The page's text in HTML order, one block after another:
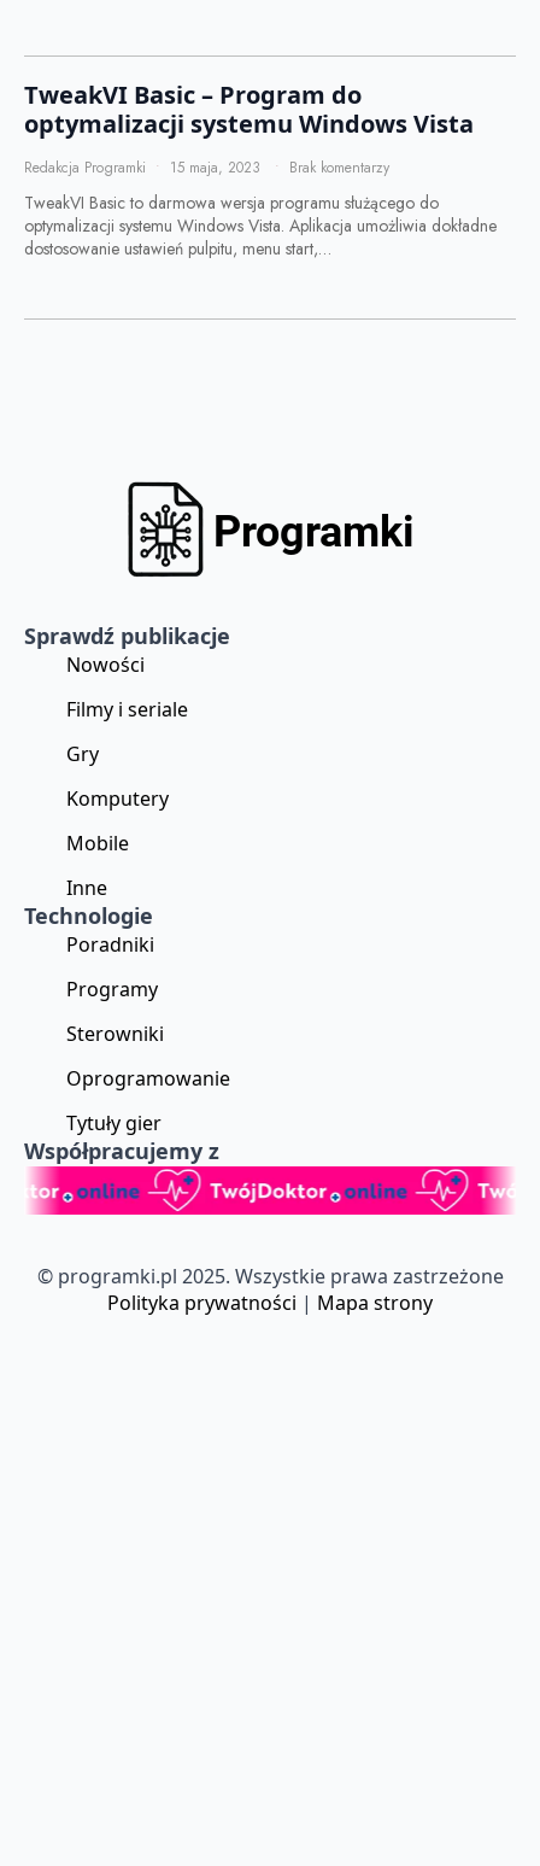
TweakVI Basic – Program do
optymalizacji systemu Windows Vista
Redakcja Programki 15 maja, 2023 Brak komentarzy
TweakVI Basic to darmowa wersja programu służącego do
optymalizacji systemu Windows Vista. Aplikacja umożliwia dokładne
dostosowanie ustawień pulpitu, menu start,…
Sprawdź publikacje
Nowości
Filmy i seriale
Gry
Komputery
Mobile
Inne
Technologie
Poradniki
Programy
Sterowniki
Oprogramowanie
Tytuły gier
Współpracujemy z
© programki.pl 2025. Wszystkie prawa zastrzeżone
Polityka prywatności | Mapa strony